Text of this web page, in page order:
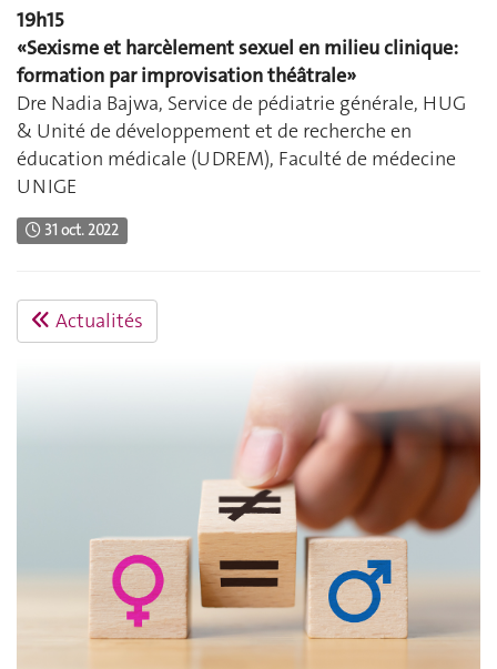
19h15
«Sexisme et harcèlement sexuel en milieu clinique:
formation par improvisation théâtrale»
Dre Nadia Bajwa, Service de pédiatrie générale, HUG
& Unité de développement et de recherche en
éducation médicale (UDREM), Faculté de médecine
UNIGE
31 oct. 2022
Actualités